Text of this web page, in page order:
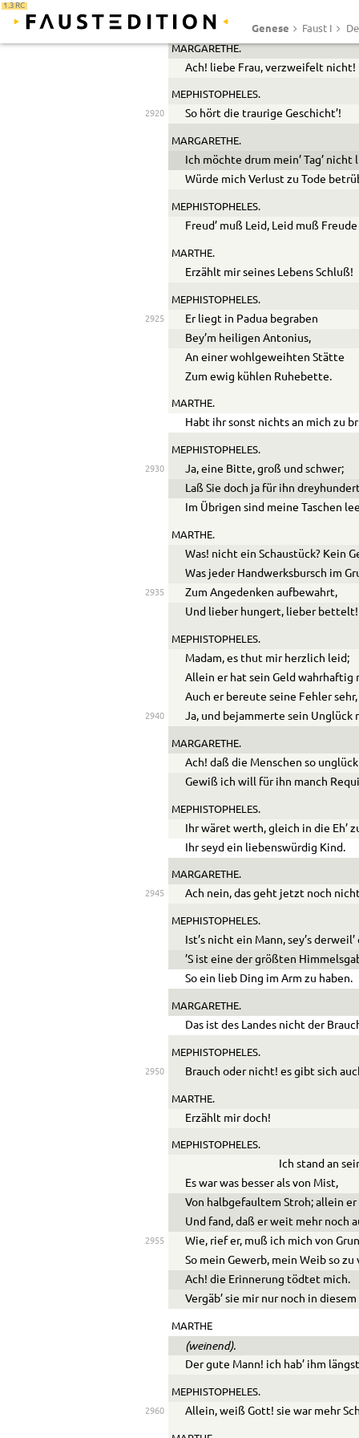
1.3 RC
Genese Faust I
Mein Mann ist todt! Ach ich
MARGARETHE.
Ach! liebe Frau, verzweifelt nicht!
MEPHISTOPHELES.
2920 So hört die traurige Geschicht’!
MARGARETHE.
Ich möchte drum mein’ Tag’ nicht
Würde mich Verlust zu Tode
MEPHISTOPHELES.
Freud’ muß Leid, Leid muß
MARTHE.
Erzählt mir seines Lebens Schluß!
MEPHISTOPHELES.
2925
Er liegt in Padua begraben
Bey’m heiligen Antonius,
An einer wohlgeweihten Stätte
Zum ewig kühlen Ruhebette.
MARTHE.
Habt ihr sonst nichts an mich zu
MEPHISTOPHELES.
2930
Ja, eine Bitte, groß und schwer;
Laß Sie doch ja für ihn
Im Übrigen sind meine Taschen
MARTHE.
Was! nicht ein Schaustück? Kein
Was jeder Handwerksbursch im
2935
Zum Angedenken aufbewahrt,
Und lieber hungert, lieber bettelt!
MEPHISTOPHELES.
Madam, es thut mir herzlich leid;
Allein er hat sein Geld
Auch er bereute seine Fehler sehr,
2940 Ja, und bejammerte sein Unglück
MARGARETHE.
Ach! daß die Menschen so
Gewiß ich will für ihn manch
MEPHISTOPHELES.
Ihr wäret werth, gleich in die Eh’
Ihr seyd ein liebenswürdig Kind.
MARGARETHE.
2945 Ach nein, das geht jetzt noch
MEPHISTOPHELES.
Ist’s nicht ein Mann, sey’s derweil’
’S ist eine der größten
So ein lieb Ding im Arm zu haben.
MARGARETHE.
Das ist des Landes nicht der
MEPHISTOPHELES.
2950 Brauch oder nicht! es gibt sich
MARTHE.
Erzählt mir doch!
MEPHISTOPHELES.
Ich stand an
Es war was besser als von Mist,
Von halbgefaultem Stroh; allein er
Und fand, daß er weit mehr noch
2955
Wie, rief er, muß ich mich von
So mein Gewerb, mein Weib so zu
Ach! die Erinnerung tödtet mich.
Vergäb’ sie mir nur noch in
MARTHE
(weinend).
Der gute Mann! ich hab’ ihm
MEPHISTOPHELES.
2960 Allein, weiß Gott! sie war mehr